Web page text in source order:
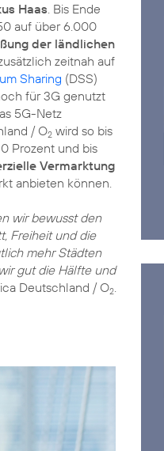
Haas. Bis Ende
auf über 6.000
der ländlichen
zeitnah auf
Sharing (DSS)
für 3G genutzt
5G-Netz
/ O2wird so bis
Prozent und bis
Vermarktung
anbieten können.
wir bewusst den
Freiheit und die
mehr Städten
gut die Hälfte und
Deutschland / O2.